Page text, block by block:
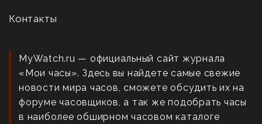
Контакты
MyWatch.ru — официальный сайт журнала
«Мои часы». Здесь вы найдете самые свежие
новости мира часов, сможете обсудить их на
форуме часовщиков, а так же подобрать часы
в наиболее обширном часовом каталоге